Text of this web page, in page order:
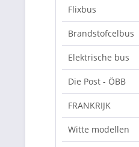
Flixbus
Brandstofcelbus
Elektrische bus
Die Post - ÖBB
FRANKRIJK
Witte modellen